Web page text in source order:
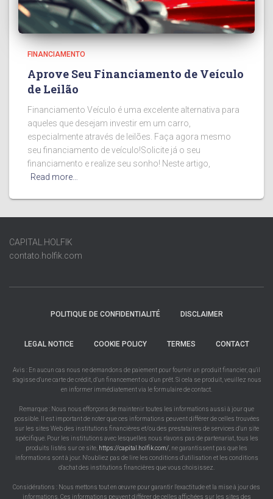
FINANCIAMENTO
Aprove Seu Financiamento de Veículo
de Leilão
Financiamento Veículo é uma excelente alternativa para
aqueles que desejam investir em um carro,
especialmente através de leilões. Faça agora mesmo
seu financiamento de veículo!Solicite já o seu
financiamento e realize seu sonho! Neste artigo,
Read more…
CAPITAL.HOLFIK
contato.holfik.com
POLITIQUE DE CONFIDENTIALITÉ DISCLAIMER
LEGAL NOTICE COOKIE POLICY TERMES CONTACT
Avis : En aucun cas nous ne demandons de paiement pour fournir un produit financier, qu'il
s'agisse d'une carte de crédit, d'un financement ou d'un prêt. Si cela se produit, veuillez nous
en informer immédiatement via le formulaire de contact.
Remarque : Nous nous efforçons de maintenir toutes les informations aussi à jour que
possible. Il est important de noter que ces informations peuvent différer de celles trouvées
sur les sites Web des institutions financières et/ou des prestataires de services d'un site
spécifique. Pour les institutions avec lesquelles nous n'avons pas de partenariat, tous les
produits listés sur ce site, https://capital.holfik.com/ , ne garantissent pas que les
informations sont à jour. N'oubliez pas de lire les conditions d'utilisation et les conditions
d'achat des institutions financières que vous choisissez.
Considérations : Nous mettons tout en œuvre pour garantir l'exactitude et la mise à jour des
informations. Ces informations peuvent différer de celles affichées sur les sites des